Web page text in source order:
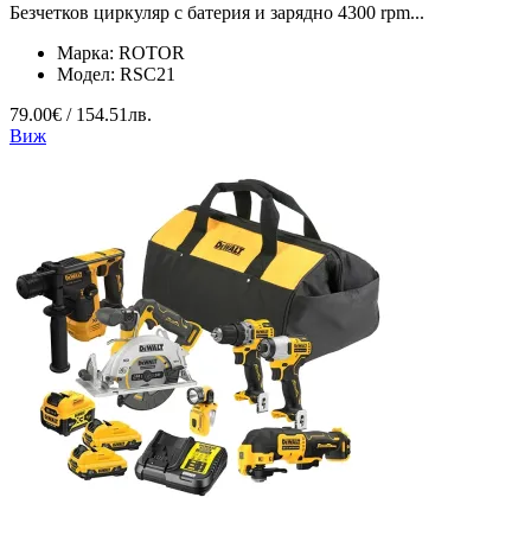
Безчетков циркуляр с батерия и зарядно 4300 rpm...
Марка: ROTOR
Модел: RSC21
79.00€ / 154.51лв.
Виж